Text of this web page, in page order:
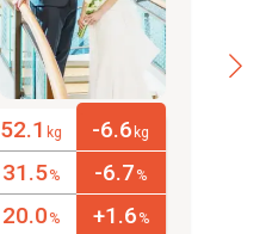
52.1 kg -6.6 kg
31.5% -6.7 %
20.0 % +1.6 %